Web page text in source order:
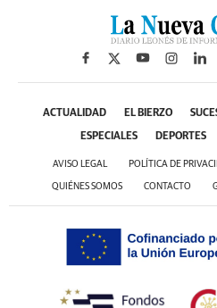
ACTUALIDAD EL BIERZO
ESPECIALES DEPORTES
AVISO LEGAL POLÍTICA DE
QUIÉNES SOMOS CONTACTO